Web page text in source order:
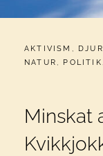
CATEGORIES:
AKTIVISM , DJUR
NATUR , POLITIK
Minskat